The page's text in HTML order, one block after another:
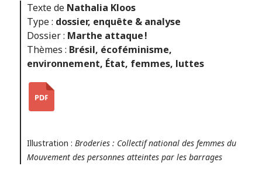
Texte de Nathalia Kloos
Type : dossier, enquête & analyse
Dossier : Marthe attaque !
Thèmes : Brésil, écoféminisme,
environnement, État, femmes, luttes
Illustration : Broderies : Collectif national des femmes du
Mouvement des personnes atteintes par les barrages